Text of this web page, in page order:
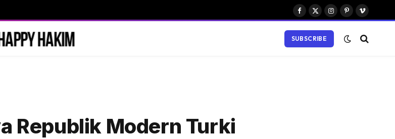
Facebook
X
Instagram
PinterestVimeo
SUBSCRIBE
Republik Modern Turki